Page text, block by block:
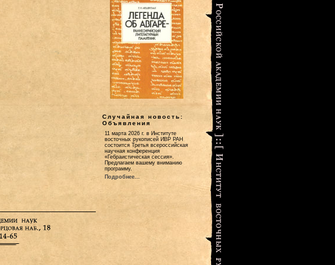
Случайная новость:
Объявления
11 марта 2026 г. в Институте
восточных рукописей ИВР РАН
состоится Третья всероссийская
научная конференция
«Гебраистическая сессия».
Предлагаем вашему вниманию
программу.
Подробнее...